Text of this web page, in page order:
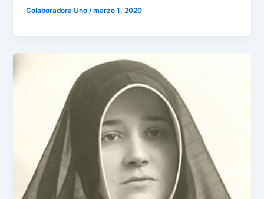
Colaboradora Uno/marzo 1, 2020